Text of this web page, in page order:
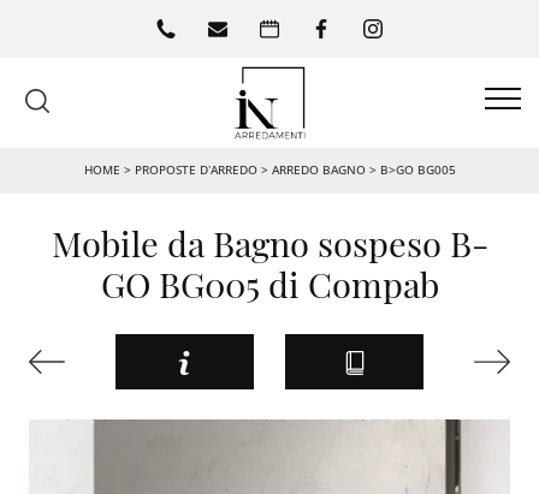
HOME > PROPOSTE D’ARREDO> ARREDO BAGNO > B>GO BG005
Mobile da Bagno sospeso B-
GO BG005 di Compab